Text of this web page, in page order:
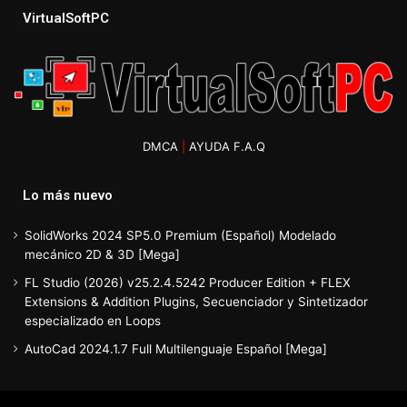
VirtualSoftPC
DMCA| AYUDA F.A.Q
Lo más nuevo
SolidWorks 2024 SP5.0 Premium (Español) Modelado
mecánico 2D & 3D [Mega]
FL Studio (2026) v25.2.4.5242 Producer Edition + FLEX
Extensions & Addition Plugins, Secuenciador y Sintetizador
especializado en Loops
AutoCad 2024.1.7 Full Multilenguaje Español [Mega]